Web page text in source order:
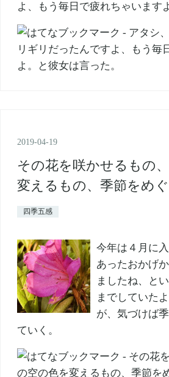
よ、もう毎日で疲れちゃいます
2019-04-19
その花を咲かせるもの
変えるもの、季節をめぐ
四季五感
今年は４月に
あったおかげ
ましたね、と
までしていた
が、気づけば
ていく。